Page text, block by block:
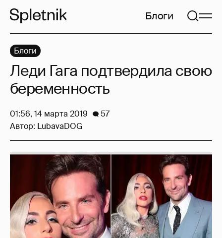
Блоги
Блоги
Леди Гага подтвердила свою
беременность
01:56, 14 марта 2019
57
Автор: LubavaDOG